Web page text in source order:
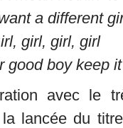
a different
girl, girl, girl
good boy keep
avec le
lancée du